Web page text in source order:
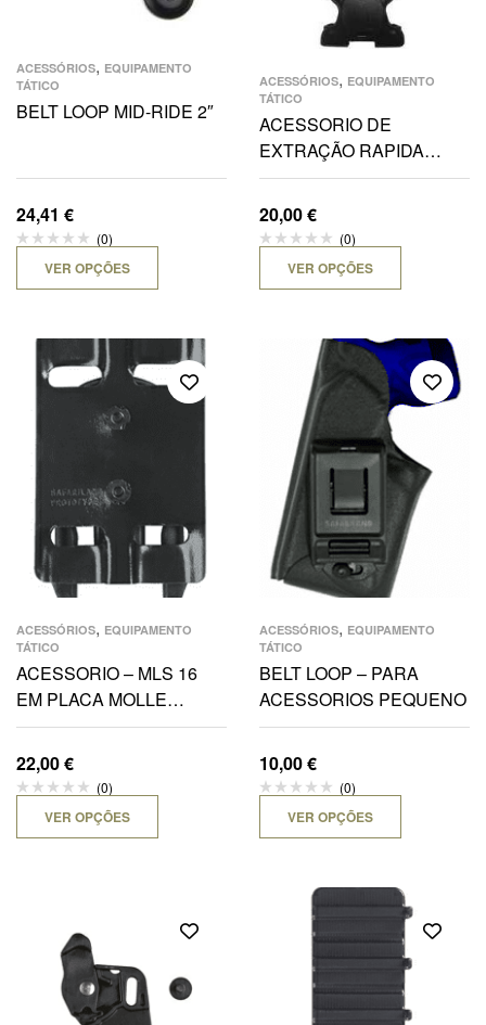
ACESSÓRIOS, EQUIPAMENTO
TÁTICO
BELT LOOP MID-RIDE 2″
24,41 €
(0)
VER OPÇÕES
ACESSÓRIOS, EQUIPAMENTO
TÁTICO
ACESSORIO DE
EXTRAÇÃO RAPIDA
P/PLATAFORMA 6005 ,
20,00€
(0)
VER OPÇÕES
ACESSÓRIOS, EQUIPAMENTO
TÁTICO
ACESSORIO – MLS 16
EM PLACA MOLLE
PEQUENA
22,00€
(0)
VER OPÇÕES
ACESSÓRIOS, EQUIPAMENTO
TÁTICO
BELT LOOP – PARA
ACESSORIOS PEQUENO
10,00€
(0)
VER OPÇÕES